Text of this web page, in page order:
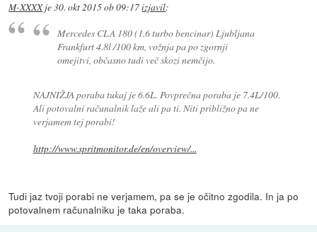
M-XXXXje30. okt 2015 ob 09:17izjavil:
Mercedes CLA 180 (1.6 turbo bencinar) Ljubljana
Frankfurt 4.8l /100 km, vožnja pa po zgornji
omejitvi, občasno tudi več skozi nemčijo.
NAJNIŽJA poraba tukaj je 6.6L. Povprečna poraba je 7.4L/100.
Ali potovalni računalnik laže ali pa ti. Niti približno pa ne
verjamem tej porabi!
http://www.spritmonitor.de/en/overview/...
Tudi jaz tvoji porabi ne verjamem, pa se je očitno zgodila. In ja po
potovalnem računalniku je taka poraba.